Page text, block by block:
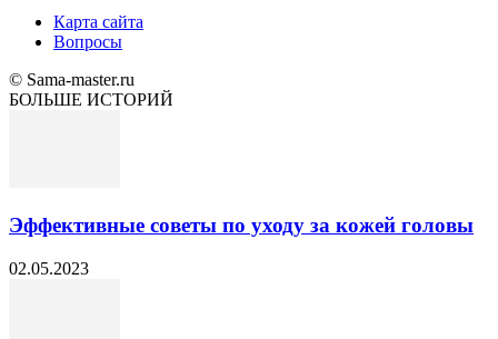
Карта сайта
Вопросы
© Sama-master.ru
БОЛЬШЕ ИСТОРИЙ
Эффективные советы по уходу за кожей головы
02.05.2023